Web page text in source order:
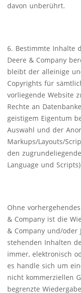
davon unberührt.
6. Bestimmte Inhalte
Deere & Company
bleibt der alleinige
Copyrights für
vorliegende Website
Rechte an
geistigem Eigentum
Auswahl und der
Markups/Layouts/
den
Language und
Ohne
& Company ist die
& Company und/oder
stehenden Inhalten
immer, elektronisch
es handle sich um
nicht kommerziellen
begrenzte